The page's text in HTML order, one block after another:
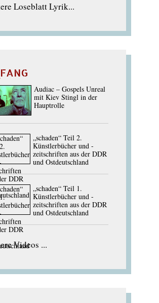
Loseblatt Lyrik...
Audiac – Gospels Unreal
mit Kiev Stingl in der
Hauptrolle
„schaden“ Teil 2.
Künstlerbücher und -
zeitschriften aus der DDR
und Ostdeutschland
„schaden“ Teil 1.
Künstlerbücher und -
zeitschriften aus der DDR
und Ostdeutschland
Videos ...